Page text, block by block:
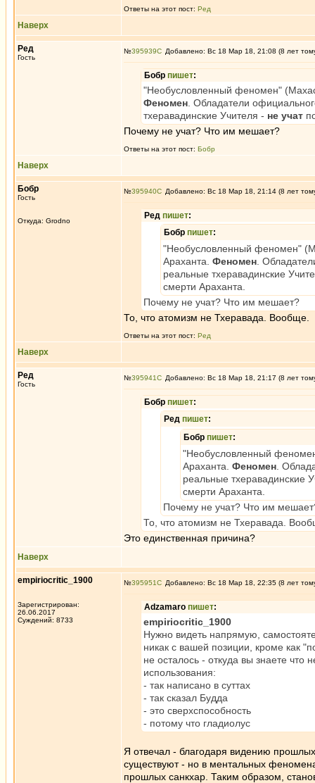
Ответы на этот пост: Ред
Наверх
Ред
Гость
№395939 Добавлено: Вс 18 Мар 18, 21:08 (8 лет
Бобр пишет:
"Необусловленный феномен"
Феномен . Обладатели
тхеравадинские Учителя - не учат
Почему не учат? Что им мешает?
Ответы на этот пост: Бобр
Наверх
Бобр
Гость
Откуда: Grodno
№395940 Добавлено: Вс 18 Мар 18, 21:14 (8 лет
Ред пишет:
Бобр пишет:
"Необусловленный феномен"
Араханта. Феномен .
реальные тхеравадинские
смерти Араханта.
Почему не учат? Что им мешает?
То, что атомизм не Тхеравада. Вообще.
Ответы на этот пост: Ред
Наверх
Ред
Гость
№395941 Добавлено: Вс 18 Мар 18, 21:17 (8 лет
Бобр пишет:
Ред пишет:
Бобр пишет:
"Необусловленный
Араханта. Феномен .
реальные тхеравадинские
смерти Араханта.
Почему не учат? Что им
То, что атомизм не Тхеравада.
Это единственная причина?
Наверх
empiriocritic_1900
Зарегистрирован:
26.06.2017
Суждений: 8733
№395951 Добавлено: Вс 18 Мар 18, 22:35 (8 лет
Adzamaro пишет:
empiriocritic_1900
Нужно видеть напрямую,
никак с вашей позиции, кроме как
не осталось - откуда вы знаете
использования:
- так написано в суттах
- так сказал Будда
- это сверхспособность
- потому что гладиолус
Я отвечал - благодаря видению
существуют - но в ментальных
прошлых санкхар. Таким образом,